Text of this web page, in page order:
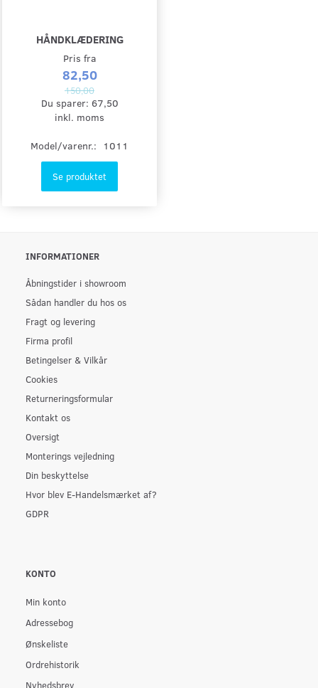
HÅNDKLÆDERING
Pris fra
82,50
150,00
Du sparer: 67,50
inkl. moms
Model/varenr.: 1011
Se produktet
INFORMATIONER
Åbningstider i showroom
Sådan handler du hos os
Fragt og levering
Firma profil
Betingelser & Vilkår
Cookies
Returneringsformular
Kontakt os
Oversigt
Monterings vejledning
Din beskyttelse
Hvor blev E-Handelsmærket af?
GDPR
KONTO
Min konto
Adressebog
Ønskeliste
Ordrehistorik
Nyhedsbrev